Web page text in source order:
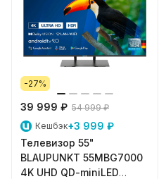
-27%
39 999 ₽ 54 999 ₽
Кешбэк+3 999 ₽
Телевизор 55"
BLAUPUNKT 55MBG7000
4K UHD QD-miniLED